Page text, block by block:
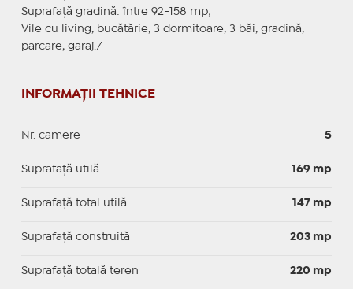
Suprafaţă gradină: între 92-158 mp;
Vile cu living, bucătărie, 3 dormitoare, 3 băi, gradină,
parcare, garaj./
INFORMAȚII TEHNICE
Nr. camere 5
Suprafaţă utilă 169 mp
Suprafaţă total utilă 147 mp
Suprafaţă construită 203 mp
Suprafață totală teren 220 mp